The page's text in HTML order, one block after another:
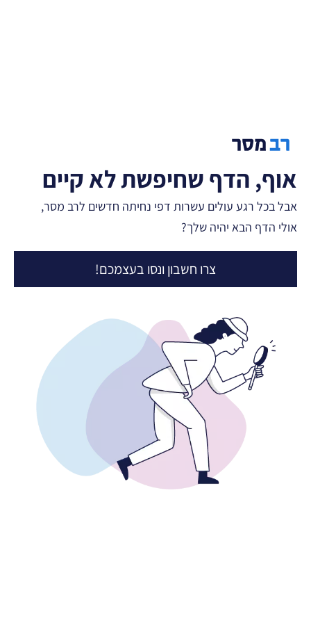
אוף, הדף שחיפשת לא קיים
אבל בכל רגע עולים עשרות דפי נחיתה חדשים לרב מסר,
אולי הדף הבא יהיה שלך?
צרו חשבון ונסו בעצמכם!